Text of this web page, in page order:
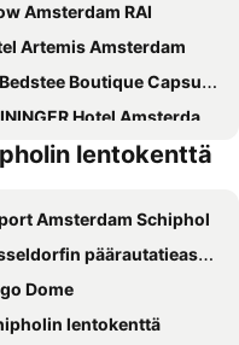
Amsterdam RAI
Artemis Amsterdam
Boutique Capsules
Hotel Amsterdam City West
Hotel Amsterdam City Centre
Inn Hotel Amsterdam
Hotels Blue Square
Hotel Amsterdam
Amsterdam City
lentokenttä
Amsterdam Schiphol
päärautatieasema
Dome
lentokenttä